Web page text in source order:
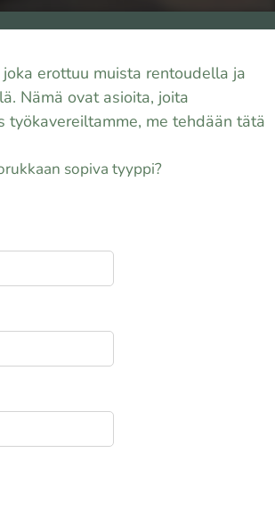
erottuu muista rentoudella ja
Nämä ovat asioita, joita
työkavereiltamme, me tehdään tätä
sopiva tyyppi?